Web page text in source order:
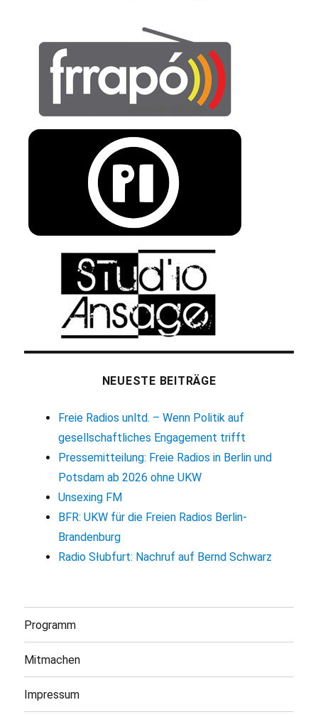
NEUESTE BEITRÄGE
Freie Radios unltd. – Wenn Politik auf
gesellschaftliches Engagement trifft
Pressemitteilung: Freie Radios in Berlin und
Potsdam ab 2026 ohne UKW
Unsexing FM
BFR: UKW für die Freien Radios Berlin-
Brandenburg
Radio Słubfurt: Nachruf auf Bernd Schwarz
Programm
Mitmachen
Impressum